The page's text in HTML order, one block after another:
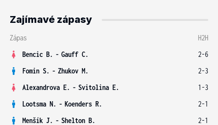
Zajímavé zápasy
Zápas
H2H
Bencic B. - Gauff C.
2-6
Fomin S. - Zhukov M.
2-3
Alexandrova E. - Svitolina E.
1-3
Lootsma N. - Koenders R.
2-1
Menšík J. - Shelton B.
2-1